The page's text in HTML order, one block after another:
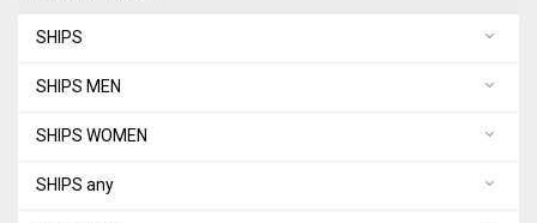
SHIPS
SHIPS MEN
SHIPS WOMEN
SHIPS any